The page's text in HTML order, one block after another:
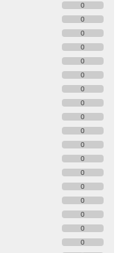
0
0
0
0
0
0
0
0
0
0
0
0
0
0
0
0
0
0